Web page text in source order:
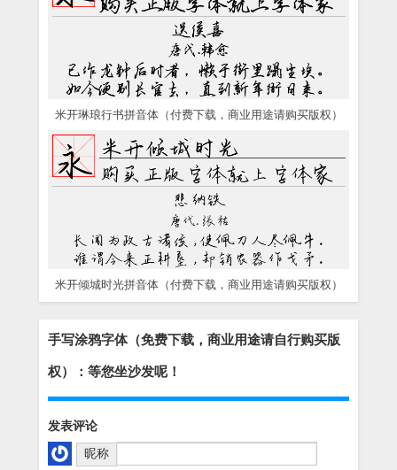
米开琳琅行书拼音体（付费下载，商业用途请购买版权）
米开倾城时光拼音体（付费下载，商业用途请购买版权）
手写涂鸦字体（免费下载，商业用途请自行购买版
权）：等您坐沙发呢！
发表评论
昵称